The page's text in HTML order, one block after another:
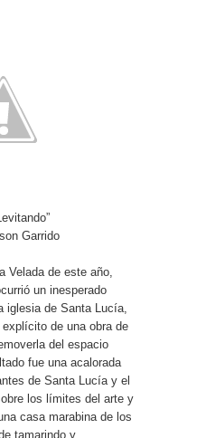
Garrido
Velada de este año,
un inesperado
iglesia de Santa Lucía,
de una obra de
del espacio
fue una acalorada
de Santa Lucía y el
los límites del arte y
casa marabina de los
tamarindo y